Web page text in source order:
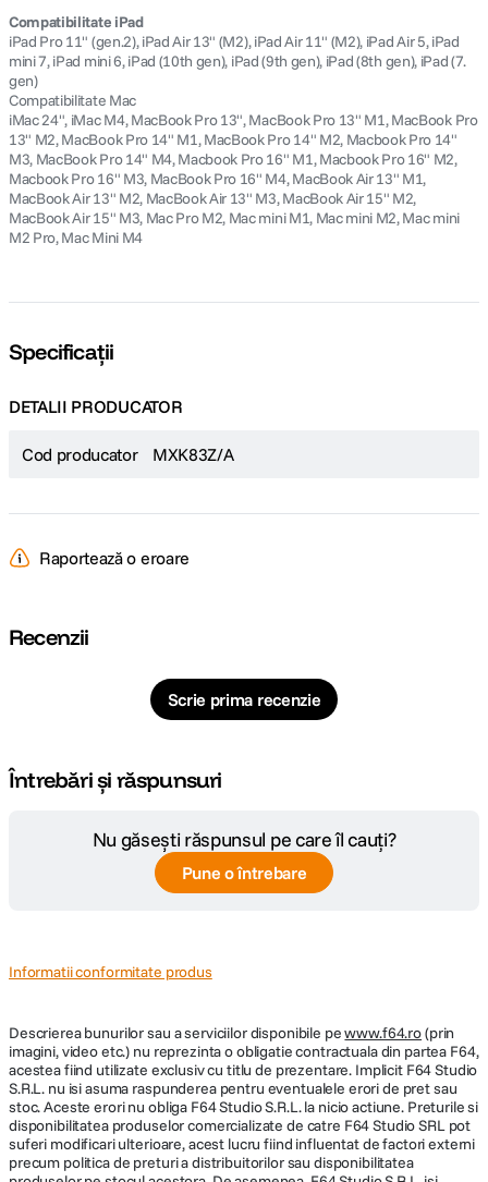
Compatibilitate iPad
iPad Pro 11" (gen.2), iPad Air 13" (M2), iPad Air 11" (M2), iPad Air 5, iPad
mini 7, iPad mini 6, iPad (10th gen), iPad (9th gen), iPad (8th gen), iPad (7.
gen)
Compatibilitate Mac
iMac 24", iMac M4, MacBook Pro 13", MacBook Pro 13" M1, MacBook Pro
13" M2, MacBook Pro 14" M1, MacBook Pro 14" M2, Macbook Pro 14"
M3, MacBook Pro 14" M4, Macbook Pro 16" M1, Macbook Pro 16" M2,
Macbook Pro 16" M3, MacBook Pro 16" M4, MacBook Air 13" M1,
MacBook Air 13" M2, MacBook Air 13" M3, MacBook Air 15" M2,
MacBook Air 15" M3, Mac Pro M2, Mac mini M1, Mac mini M2, Mac mini
M2 Pro, Mac Mini M4
Specificații
DETALII PRODUCATOR
Cod producator MXK83Z/A
Raportează o eroare
Recenzii
Scrie prima recenzie
Întrebări și răspunsuri
Nu găsești răspunsul pe care îl cauți?
Pune o întrebare
Informatii conformitate produs
Descrierea bunurilor sau a serviciilor disponibile pewww.f64.ro(prin
imagini, video etc.) nu reprezinta o obligatie contractuala din partea F64,
acestea fiind utilizate exclusiv cu titlu de prezentare. Implicit F64 Studio
S.R.L. nu isi asuma raspunderea pentru eventualele erori de pret sau
stoc. Aceste erori nu obliga F64 Studio S.R.L. la nicio actiune. Preturile si
disponibilitatea produselor comercializate de catre F64 Studio SRL pot
suferi modificari ulterioare, acest lucru fiind influentat de factori externi
precum politica de preturi a distribuitorilor sau disponibilitatea